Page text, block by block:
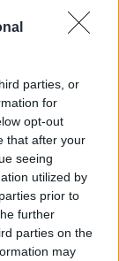
parties, or
for
opt-out
that after your
seeing
utilized by
prior to
further
parties on the
may